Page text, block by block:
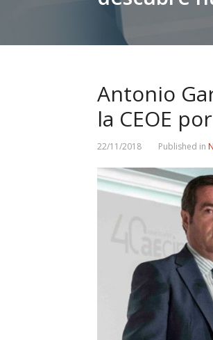
Antonio
la CEOE
22/11/2018 Published in